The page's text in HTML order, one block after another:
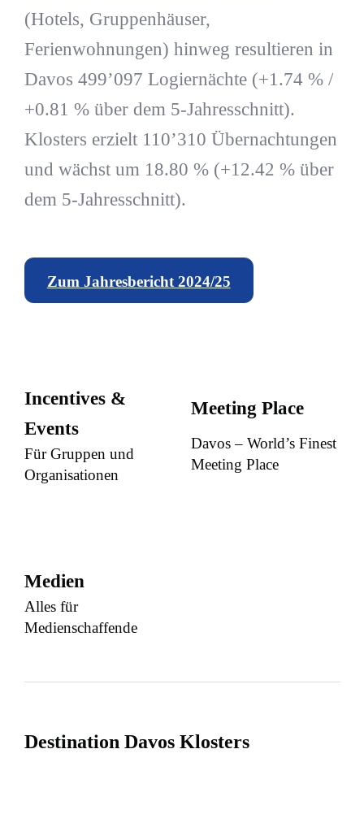
(Hotels, Gruppenhäuser,
Ferienwohnungen) hinweg resultieren in
Davos 499’097 Logiernächte (+1.74 % /
+0.81 % über dem 5-Jahresschnitt).
Klosters erzielt 110’310 Übernachtungen
und wächst um 18.80 % (+12.42 % über
dem 5-Jahresschnitt).
Zum Jahresbericht 2024/25
Incentives &
Events
Für Gruppen und
Organisationen
Meeting Place
Davos – World’s Finest
Meeting Place
Medien
Alles für
Medienschaffende
Destination Davos Klosters